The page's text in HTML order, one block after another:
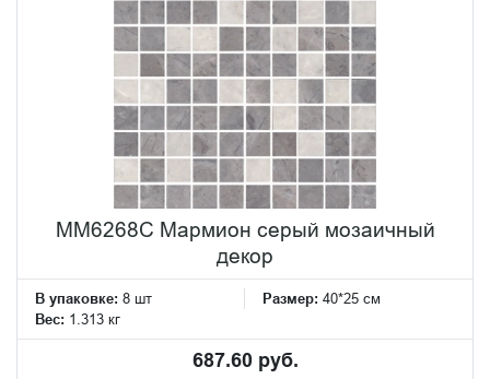
MM6268C Мармион серый мозаичный
декор
В упаковке: 8 шт Размер: 40*25 см
Вес: 1.313 кг
687.60 руб.